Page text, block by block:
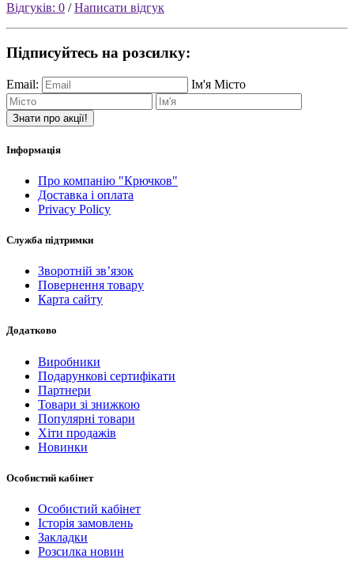
Відгуків: 0 /Написати відгук
Підписуйтесь на розсилку:
Email: Ім'я Місто
Знати про акції!
Інформація
Про компанію "Крючков"
Доставка і оплата
Privacy Policy
Служба підтримки
Зворотній зв’язок
Повернення товару
Карта сайту
Додатково
Виробники
Подарункові сертифікати
Партнери
Товари зі знижкою
Популярні товари
Хіти продажів
Новинки
Особистий кабінет
Особистий кабінет
Історія замовлень
Закладки
Розсилка новин